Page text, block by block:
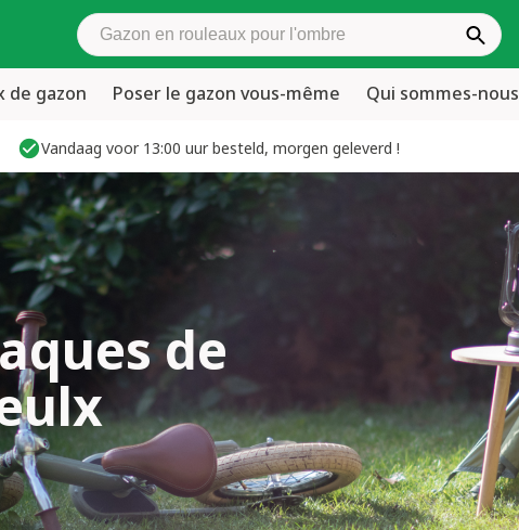
Rechercher du gazon en rouleaux
de gazon Poser le gazon vous-même Qui sommes-nous
Vandaag voor 13:00 uur besteld, morgen geleverd !
de